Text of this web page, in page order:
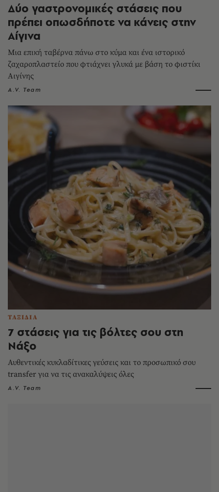
Δύο γαστρονομικές στάσεις που
πρέπει οπωσδήποτε να κάνεις στην
Αίγινα
Μια επική ταβέρνα πάνω στο κύμα και ένα ιστορικό
ζαχαροπλαστείο που φτιάχνει γλυκά με βάση το φιστίκι
Αιγίνης
A.V. Team
ΤΑΞΙΔΙΑ
7 στάσεις για τις βόλτες σου στη
Νάξο
Αυθεντικές κυκλαδίτικες γεύσεις και το προσωπικό σου
transfer για να τις ανακαλύψεις όλες
A.V. Team